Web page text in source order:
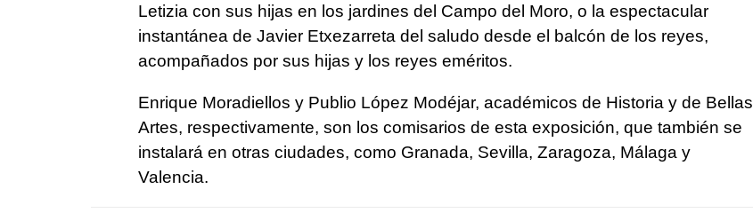
Letizia con sus hijas en los jardines del Campo del Moro, o la espectacular
instantánea de Javier Etxezarreta del saludo desde el balcón de los reyes,
acompañados por sus hijas y los reyes eméritos.
Enrique Moradiellos y Publio López Modéjar, académicos de Historia y de Bellas
Artes, respectivamente, son los comisarios de esta exposición, que también se
instalará en otras ciudades, como Granada, Sevilla, Zaragoza, Málaga y
Valencia.